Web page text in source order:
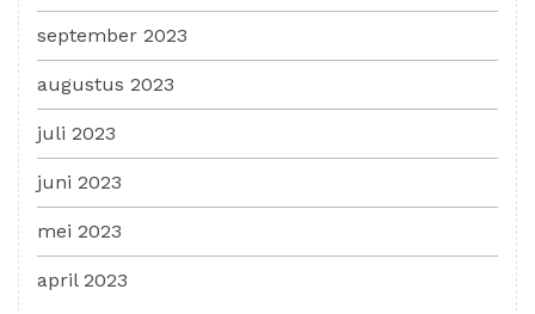
september 2023
augustus 2023
juli 2023
juni 2023
mei 2023
april 2023